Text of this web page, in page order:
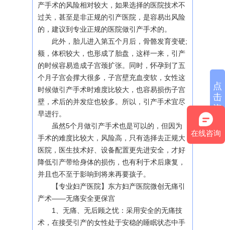
产手术的风险相对较大，如果选择的医院技术不
过关，甚至是非正规的引产医院，是容易出风险
的，建议到专业正规的医院做引产手术的。
此外，胎儿进入第五个月后，骨骼发育变硬;
额，体积较大，也形成了胎盘，这样一来，引产
的时候容易造成子宫颈扩张。同时，怀孕到了五
个月子宫会撑大很多，子宫壁充血变软，女性这
时候做引产手术时难度比较大，也容易损伤子宫
壁，术后的并发症也较多。所以，引产手术宜尽
早进行。
虽然5个月做引产手术也是可以的，但因为
手术的难度比较大，风险高，只有选择去正规大
医院，医生技术好、设备配置更先进安全，才好
降低引产带给身体的损伤，也有利于术后康复，
并且也不至于影响到将来再要孩子。
【专业妇产医院】东方妇产医院微创无痛引
产术——无痛安全更保宫
1、无痛、无后顾之忧：采用安全的无痛技
术，在接受引产的女性处于安稳的睡眠状态中手
点
击
咨
在线咨询